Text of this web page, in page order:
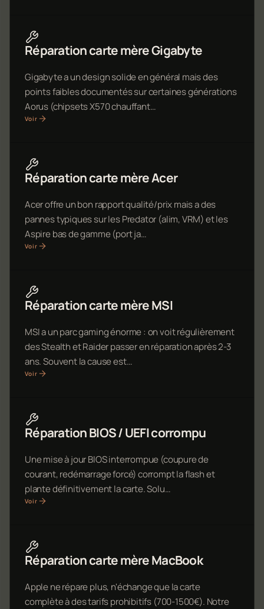
Réparation carte mère Gigabyte
Gigabyte a un design solide en général mais des
points faibles documentés sur certaines générations
Aorus (chipsets X570 chauffant…
Voir
Réparation carte mère Acer
Acer offre un bon rapport qualité/prix mais a des
pannes typiques sur les Predator (alim, VRM) et les
Aspire bas de gamme (port ja…
Voir
Réparation carte mère MSI
MSI a un parc gaming énorme : on voit régulièrement
des Stealth et Raider passer en réparation après 2-3
ans. Souvent la cause est…
Voir
Réparation BIOS / UEFI corrompu
Une mise à jour BIOS interrompue (coupure de
courant, redémarrage forcé) corrompt la flash et
plante définitivement la carte. Solu…
Voir
Réparation carte mère MacBook
Apple ne répare plus, n'échange que la carte
complète à des tarifs prohibitifs (700-1500€). Notre